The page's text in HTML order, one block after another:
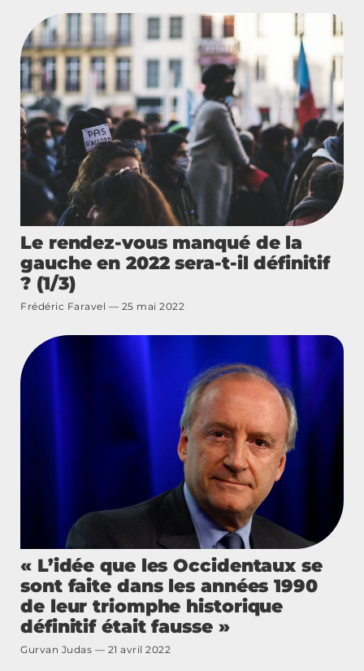
Le rendez-vous manqué de la
gauche en 2022 sera-t-il définitif
? (1/3)
Frédéric Faravel 25 mai 2022
« L’idée que les Occidentaux se
sont faite dans les années 1990
de leur triomphe historique
définitif était fausse »
Gurvan Judas 21 avril 2022